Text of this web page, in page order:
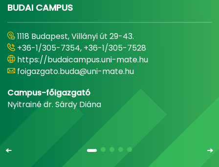
BUDAI CAMPUS
1118 Budapest, Villányi út 29-43.
+36-1/305-7354, +36-1/305-7528
https://budaicampus.uni-mate.hu
foigazgato.buda@uni-mate.hu
Campus-főigazgató
Nyitrainé dr. Sárdy Diána